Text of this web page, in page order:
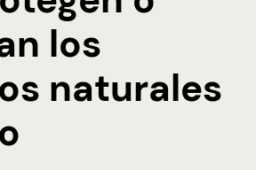
los
naturales